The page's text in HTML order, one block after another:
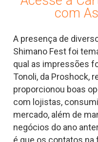
com
A presença de
Shimano Fest foi
qual as impressões
Tonoli, da Proshock,
proporcionou boas
com lojistas,
mercado, além de
negócios do ano
é que os contatos